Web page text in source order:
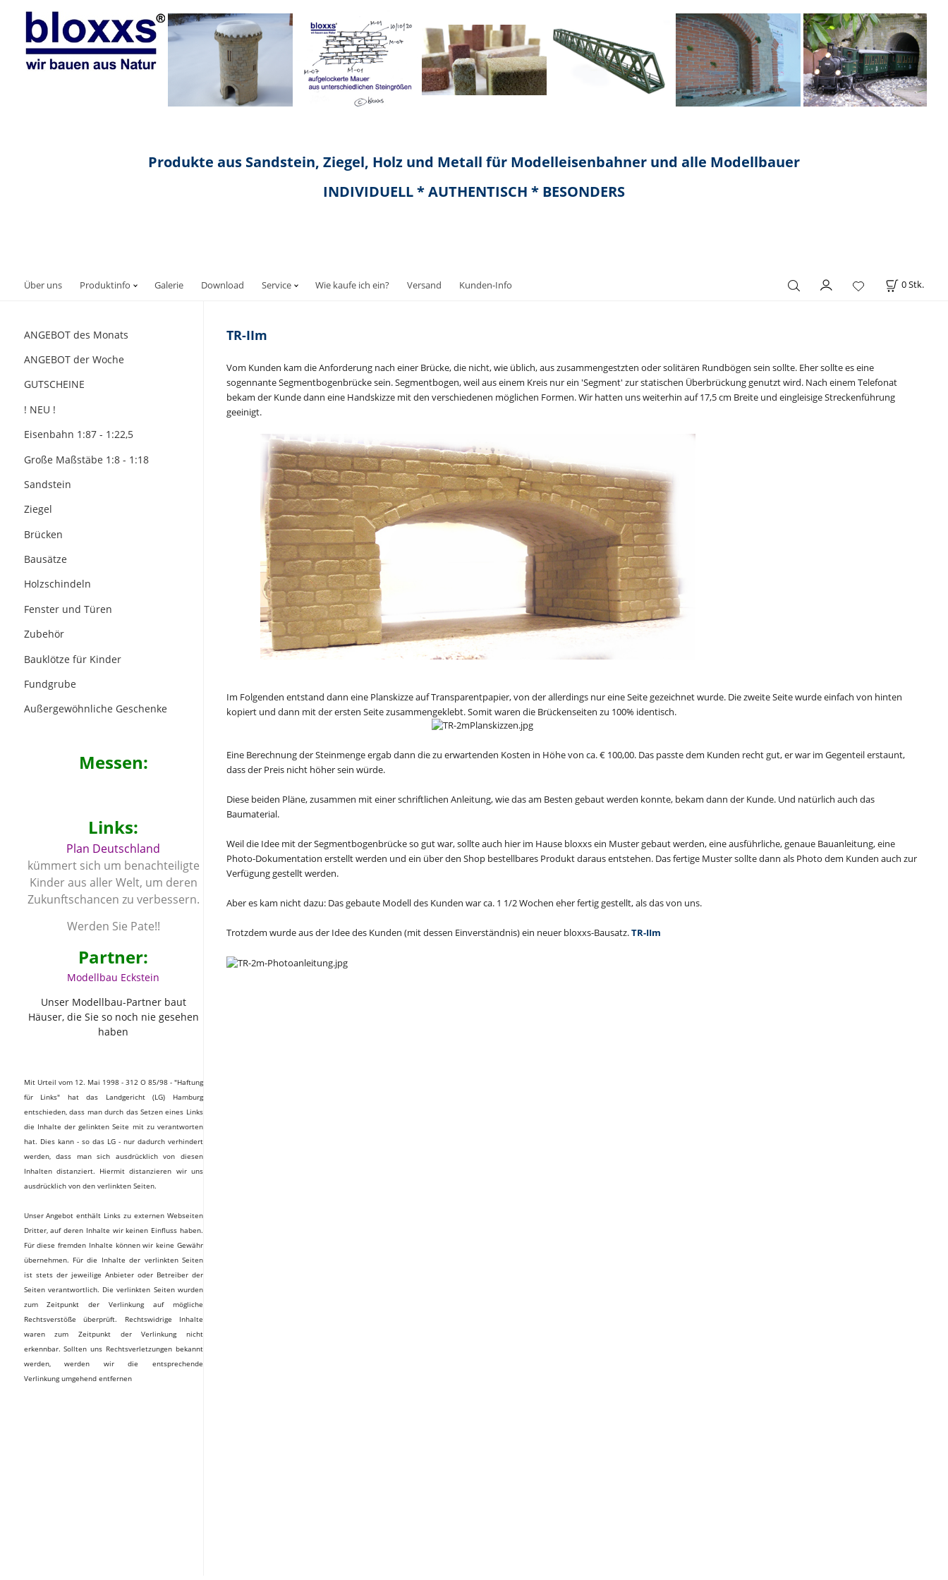
Produkte aus Sandstein, Ziegel, Holz und Metall für Modelleisenbahner und alle Modellbauer
INDIVIDUELL * AUTHENTISCH * BESONDERS
Über uns Produktinfo Galerie Download Service Wie kaufe ich ein? Versand Kunden-Info 0 Stk.
ANGEBOT des Monats
ANGEBOT der Woche
GUTSCHEINE
! NEU !
Eisenbahn 1:87 - 1:22,5
Große Maßstäbe 1:8 - 1:18
Sandstein
Ziegel
Brücken
Bausätze
Holzschindeln
Fenster und Türen
Zubehör
Bauklötze für Kinder
Fundgrube
Außergewöhnliche Geschenke
Messen:
Links:
Plan Deutschland
kümmert sich um benachteiligte
Kinder aus aller Welt, um deren
Zukunftschancen zu verbessern.
Werden Sie Pate!!
Partner:
Modellbau Eckstein
Unser Modellbau-Partner baut
Häuser, die Sie so noch nie gesehen
haben
Mit Urteil vom 12. Mai 1998 - 312 O 85/98 - "Haftung
für Links" hat das Landgericht (LG) Hamburg
entschieden, dass man durch das Setzen eines Links
die Inhalte der gelinkten Seite mit zu verantworten
hat. Dies kann - so das LG - nur dadurch verhindert
werden, dass man sich ausdrücklich von diesen
Inhalten distanziert. Hiermit distanzieren wir uns
ausdrücklich von den verlinkten Seiten.
Unser Angebot enthält Links zu externen Webseiten
Dritter, auf deren Inhalte wir keinen Einfluss haben.
Für diese fremden Inhalte können wir keine Gewähr
übernehmen. Für die Inhalte der verlinkten Seiten
ist stets der jeweilige Anbieter oder Betreiber der
Seiten verantwortlich. Die verlinkten Seiten wurden
zum Zeitpunkt der Verlinkung auf mögliche
Rechtsverstöße überprüft. Rechtswidrige Inhalte
waren zum Zeitpunkt der Verlinkung nicht
erkennbar. Sollten uns Rechtsverletzungen bekannt
werden, werden wir die entsprechende
Verlinkung umgehend entfernen
TR-IIm
Vom Kunden kam die Anforderung nach einer Brücke, die nicht, wie üblich, aus zusammengestzten oder solitären Rundbögen sein sollte. Eher sollte es eine
sogennante Segmentbogenbrücke sein. Segmentbogen, weil aus einem Kreis nur ein 'Segment' zur statischen Überbrückung genutzt wird. Nach einem Telefonat
bekam der Kunde dann eine Handskizze mit den verschiedenen möglichen Formen. Wir hatten uns weiterhin auf 17,5 cm Breite und eingleisige Streckenführung
geeinigt.
Im Folgenden entstand dann eine Planskizze auf Transparentpapier, von der allerdings nur eine Seite gezeichnet wurde. Die zweite Seite wurde einfach von hinten
kopiert und dann mit der ersten Seite zusammengeklebt. Somit waren die Brückenseiten zu 100% identisch.
Eine Berechnung der Steinmenge ergab dann die zu erwartenden Kosten in Höhe von ca. € 100,00. Das passte dem Kunden recht gut, er war im Gegenteil erstaunt,
dass der Preis nicht höher sein würde.
Diese beiden Pläne, zusammen mit einer schriftlichen Anleitung, wie das am Besten gebaut werden konnte, bekam dann der Kunde. Und natürlich auch das
Baumaterial.
Weil die Idee mit der Segmentbogenbrücke so gut war, sollte auch hier im Hause bloxxs ein Muster gebaut werden, eine ausführliche, genaue Bauanleitung, eine
Photo-Dokumentation erstellt werden und ein über den Shop bestellbares Produkt daraus entstehen. Das fertige Muster sollte dann als Photo dem Kunden auch zur
Verfügung gestellt werden.
Aber es kam nicht dazu: Das gebaute Modell des Kunden war ca. 1 1/2 Wochen eher fertig gestellt, als das von uns.
Trotzdem wurde aus der Idee des Kunden (mit dessen Einverständnis) ein neuer bloxxs-Bausatz.TR-IIm